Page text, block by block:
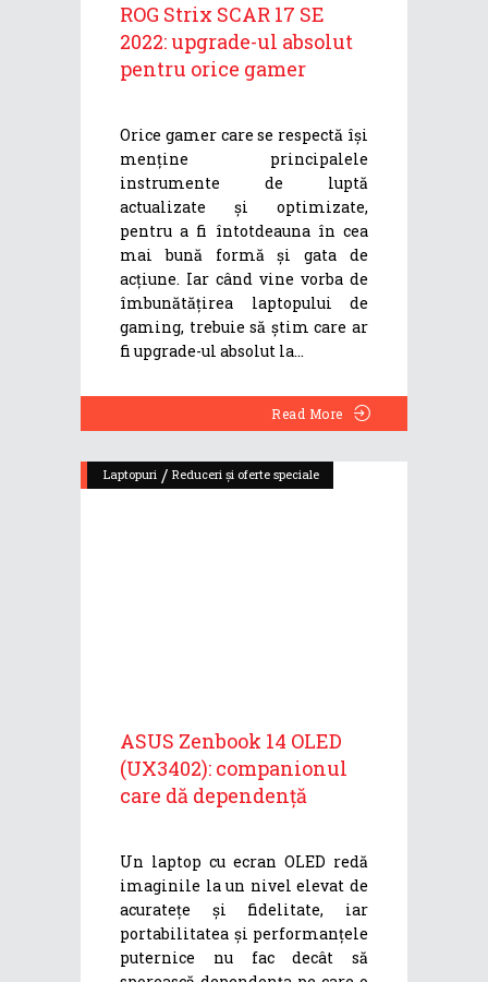
ROG Strix SCAR 17 SE
2022: upgrade-ul absolut
pentru orice gamer
Orice gamer care se respectă își
menține principalele
instrumente de luptă
actualizate și optimizate,
pentru a fi întotdeauna în cea
mai bună formă și gata de
acțiune. Iar când vine vorba de
îmbunătățirea laptopului de
gaming, trebuie să știm care ar
fi upgrade-ul absolut la
Read More
Laptopuri / Reduceri și oferte speciale
ASUS Zenbook 14 OLED
(UX3402): companionul
care dă dependență
Un laptop cu ecran OLED redă
imaginile la un nivel elevat de
acuratețe și fidelitate, iar
portabilitatea și performanțele
puternice nu fac decât să